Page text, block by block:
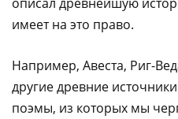
имеет на это право.
Например, Авеста, Риг-
другие древние
поэмы, из которых мы